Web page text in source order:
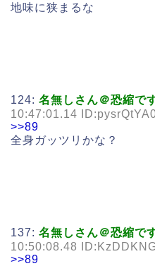
地味に狭まるな
124: 名無しさん＠恐縮で
10:47:01.14
>>89
全身ガッツリかな？
137: 名無しさん＠恐縮で
10:50:08.48
>>89